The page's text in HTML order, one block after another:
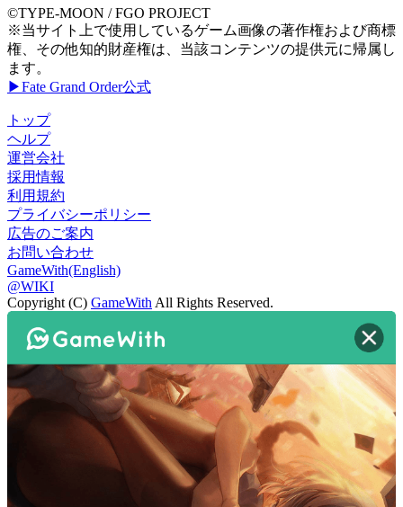
©TYPE-MOON / FGO PROJECT
※当サイト上で使用しているゲーム画像の著作権および商標
権、その他知的財産権は、当該コンテンツの提供元に帰属し
ます。
▶Fate Grand Order公式
トップ
ヘルプ
運営会社
採用情報
利用規約
プライバシーポリシー
広告のご案内
お問い合わせ
GameWith(English)
@WIKI
Copyright (C) GameWith All Rights Reserved.